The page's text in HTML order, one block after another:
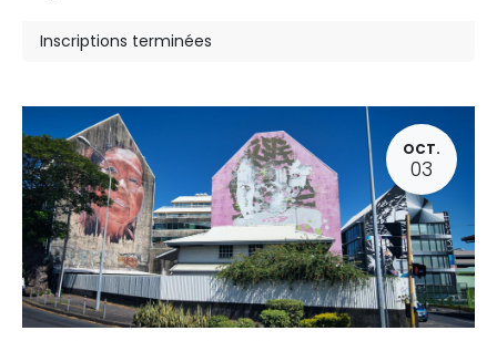
Inscriptions terminées
OCT.
03